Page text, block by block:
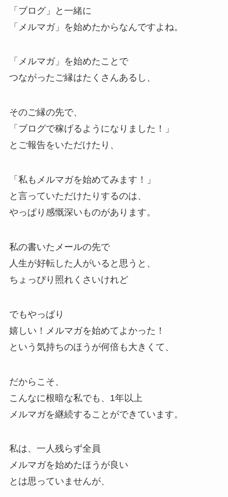
「ブログ」と一緒に
「メルマガ」を始めたからなんですよね。
「メルマガ」を始めたことで
つながったご縁はたくさんあるし、
そのご縁の先で、
「ブログで稼げるようになりました！」
とご報告をいただけたり、
「私もメルマガを始めてみます！」
と言っていただけたりするのは、
やっぱり感慨深いものがあります。
私の書いたメールの先で
人生が好転した人がいると思うと、
ちょっぴり照れくさいけれど
でもやっぱり
嬉しい！メルマガを始めてよかった！
という気持ちのほうが何倍も大きくて、
だからこそ、
こんなに根暗な私でも、1年以上
メルマガを継続することができています。
私は、一人残らず全員
メルマガを始めたほうが良い
とは思っていませんが、